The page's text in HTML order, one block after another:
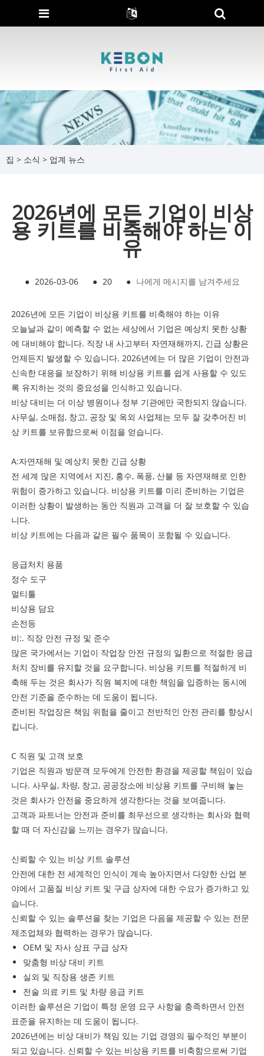
집 > 소식 > 업계 뉴스
2026년에 모든 기업이 비상
용 키트를 비축해야 하는 이
유
● 2026-03-06 ● 20 ● 나에게 메시지를 남겨주세요
2026년에 모든 기업이 비상용 키트를 비축해야 하는 이유
오늘날과 같이 예측할 수 없는 세상에서 기업은 예상치 못한 상황
에 대비해야 합니다. 직장 내 사고부터 자연재해까지, 긴급 상황은
언제든지 발생할 수 있습니다. 2026년에는 더 많은 기업이 안전과
신속한 대응을 보장하기 위해 비상용 키트를 쉽게 사용할 수 있도
록 유지하는 것의 중요성을 인식하고 있습니다.
비상 대비는 더 이상 병원이나 정부 기관에만 국한되지 않습니다.
사무실, 소매점, 창고, 공장 및 옥외 사업체는 모두 잘 갖추어진 비
상 키트를 보유함으로써 이점을 얻습니다.
A:자연재해 및 예상치 못한 긴급 상황
전 세계 많은 지역에서 지진, 홍수, 폭풍, 산불 등 자연재해로 인한
위험이 증가하고 있습니다. 비상용 키트를 미리 준비하는 기업은
이러한 상황이 발생하는 동안 직원과 고객을 더 잘 보호할 수 있습
니다.
비상 키트에는 다음과 같은 필수 품목이 포함될 수 있습니다.
응급처치 용품
정수 도구
멀티툴
비상용 담요
손전등
비:. 직장 안전 규정 및 준수
많은 국가에서는 기업이 작업장 안전 규정의 일환으로 적절한 응급
처치 장비를 유지할 것을 요구합니다. 비상용 키트를 적절하게 비
축해 두는 것은 회사가 직원 복지에 대한 책임을 입증하는 동시에
안전 기준을 준수하는 데 도움이 됩니다.
준비된 작업장은 책임 위험을 줄이고 전반적인 안전 관리를 향상시
킵니다.
C 직원 및 고객 보호
기업은 직원과 방문객 모두에게 안전한 환경을 제공할 책임이 있습
니다. 사무실, 차량, 창고, 공공장소에 비상용 키트를 구비해 놓는
것은 회사가 안전을 중요하게 생각한다는 것을 보여줍니다.
고객과 파트너는 안전과 준비를 최우선으로 생각하는 회사와 협력
할 때 더 자신감을 느끼는 경우가 많습니다.
신뢰할 수 있는 비상 키트 솔루션
안전에 대한 전 세계적인 인식이 계속 높아지면서 다양한 산업 분
야에서 고품질 비상 키트 및 구급 상자에 대한 수요가 증가하고 있
습니다.
신뢰할 수 있는 솔루션을 찾는 기업은 다음을 제공할 수 있는 전문
제조업체와 협력하는 경우가 많습니다.
OEM 및 자사 상표 구급 상자
맞춤형 비상 대비 키트
실외 및 직장용 생존 키트
전술 의료 키트 및 차량 응급 키트
이러한 솔루션은 기업이 특정 운영 요구 사항을 충족하면서 안전
표준을 유지하는 데 도움이 됩니다.
2026년에는 비상 대비가 책임 있는 기업 경영의 필수적인 부분이
되고 있습니다. 신뢰할 수 있는 비상용 키트를 비축함으로써 기업